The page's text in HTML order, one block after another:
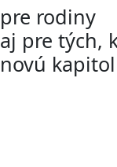
pre rodiny
aj pre tých,
novú